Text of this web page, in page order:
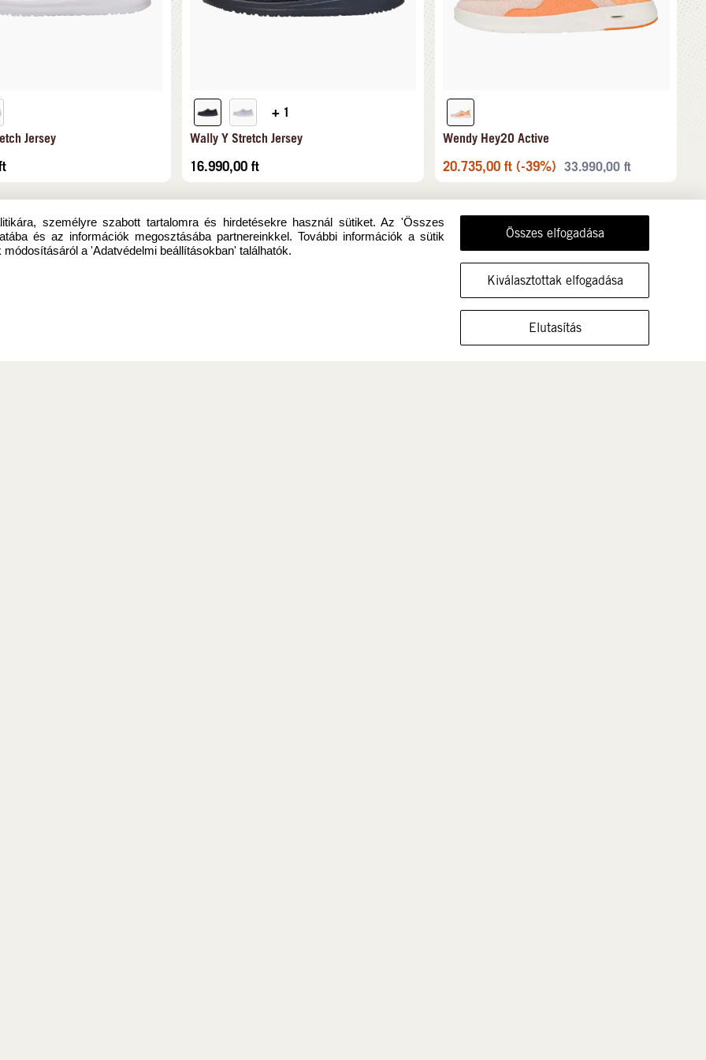
MUTASSA A CIPŐT EBBEN A MÉRETBEN
Jersey
+ 1
Wally Y Stretch Jersey
16.990,00 ft
Wendy Hey2O Active
20.735,00 ft (-39%) 33.990,00 ft
személyre szabott tartalomra és hirdetésekre használ sütiket. Az 'Összes
és az információk megosztásába partnereinkkel. További információk a sütik
a 'Adatvédelmi beállításokban' találhatók.
Összes elfogadása
Kiválasztottak elfogadása
Elutasítás